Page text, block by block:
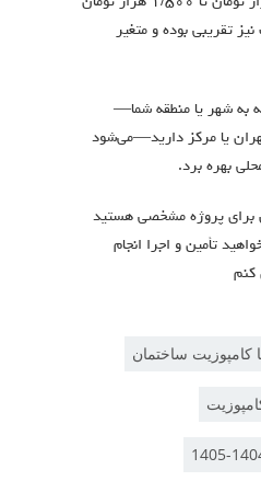
تقریبی بوده و متغیر
به شهر یا منطقه شما—
یا مرکز دارید—می‌شود
بهره برد.
برای پروژه مشخصی هستید
تأمین و اجرا انجام
کنم
کامپوزیت ساختمان